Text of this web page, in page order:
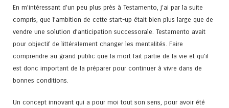
En m’intéressant d’un peu plus près à Testamento , j’ai par la suite
compris, que l’ambition de cette start-up était bien plus large que de
vendre une solution d’anticipation successorale. Testamento avait
pour objectif de littéralement changer les mentalités. Faire
comprendre au grand public que la mort fait partie de la vie et qu’il
est donc important de la préparer pour continuer à vivre dans de
bonnes conditions.
Un concept innovant qui a pour moi tout son sens, pour avoir été